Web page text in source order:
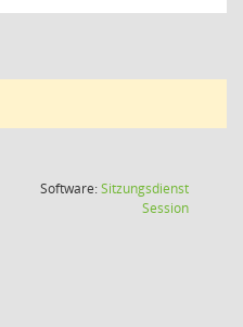
Software:Sitzungsdienst
Session(Wird in